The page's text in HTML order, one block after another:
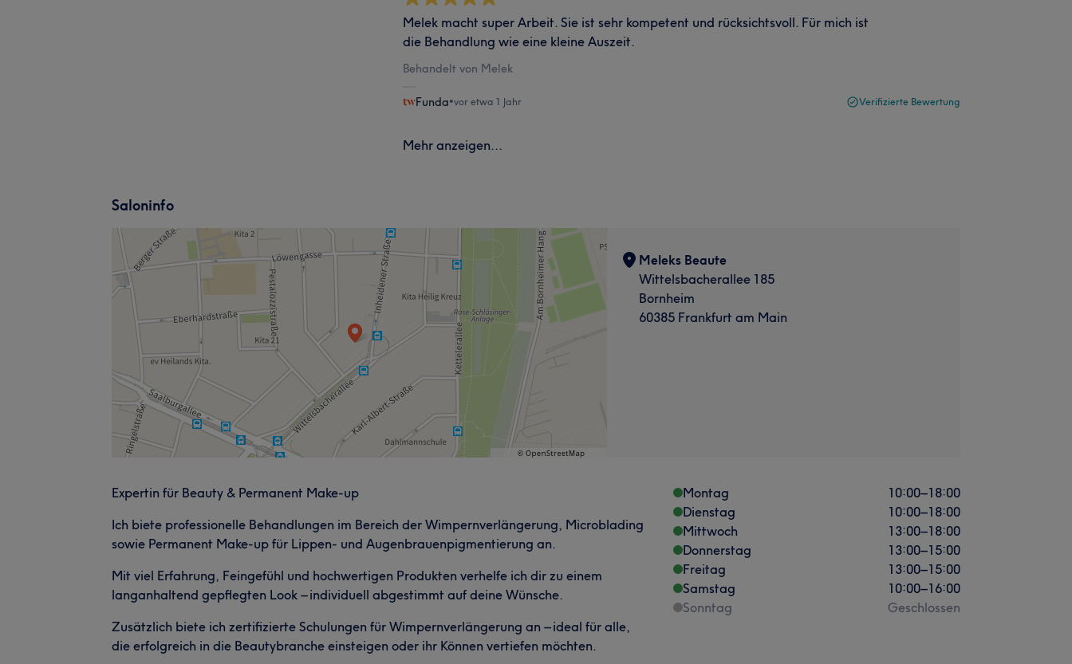
Melek macht super Arbeit. Sie ist sehr kompetent und rücksichtsvoll. Für mich ist
die Behandlung wie eine kleine Auszeit.
Behandelt von Melek
Funda•vor etwa 1 Jahr Verifizierte Bewertung
Mehr anzeigen...
Saloninfo
Meleks Beaute
Wittelsbacherallee 185
Bornheim
60385 Frankfurt am Main
Expertin für Beauty & Permanent Make-up
Ich biete professionelle Behandlungen im Bereich der Wimpernverlängerung, Microblading
sowie Permanent Make-up für Lippen- und Augenbrauenpigmentierung an.
Mit viel Erfahrung, Feingefühl und hochwertigen Produkten verhelfe ich dir zu einem
langanhaltend gepflegten Look – individuell abgestimmt auf deine Wünsche.
Zusätzlich biete ich zertifizierte Schulungen für Wimpernverlängerung an – ideal für alle,
die erfolgreich in die Beautybranche einsteigen oder ihr Können vertiefen möchten.
Montag 10:00–18:00
Dienstag
10:00–18:00
Mittwoch
13:00–18:00
Donnerstag
13:00–15:00
Freitag
13:00–15:00
Samstag
10:00–16:00
Sonntag
Geschlossen